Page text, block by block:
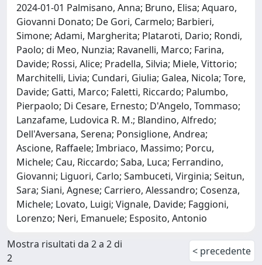
2024-01-01 Palmisano, Anna; Bruno, Elisa; Aquaro,
Giovanni Donato; De Gori, Carmelo; Barbieri,
Simone; Adami, Margherita; Plataroti, Dario; Rondi,
Paolo; di Meo, Nunzia; Ravanelli, Marco; Farina,
Davide; Rossi, Alice; Pradella, Silvia; Miele, Vittorio;
Marchitelli, Livia; Cundari, Giulia; Galea, Nicola; Tore,
Davide; Gatti, Marco; Faletti, Riccardo; Palumbo,
Pierpaolo; Di Cesare, Ernesto; D'Angelo, Tommaso;
Lanzafame, Ludovica R. M.; Blandino, Alfredo;
Dell'Aversana, Serena; Ponsiglione, Andrea;
Ascione, Raffaele; Imbriaco, Massimo; Porcu,
Michele; Cau, Riccardo; Saba, Luca; Ferrandino,
Giovanni; Liguori, Carlo; Sambuceti, Virginia; Seitun,
Sara; Siani, Agnese; Carriero, Alessandro; Cosenza,
Michele; Lovato, Luigi; Vignale, Davide; Faggioni,
Lorenzo; Neri, Emanuele; Esposito, Antonio
Mostra risultati da 2 a 2 di
2
< precedente